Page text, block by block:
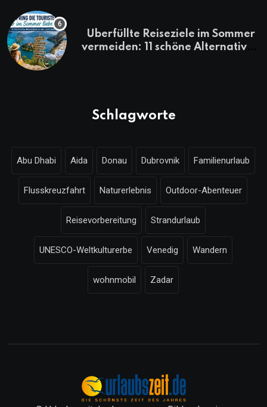
Überfüllte Reiseziele im Sommer
vermeiden: 11 schöne Alternativen
Schlagworte
Abu Dhabi Aida Donau Dubrovnik Familienurlaub
Flusskreuzfahrt Naturerlebnis Outdoor-Abenteuer
Reisevorbereitung Strandurlaub
UNESCO-Weltkulturerbe Venedig Wandern
wohnmobil Zadar